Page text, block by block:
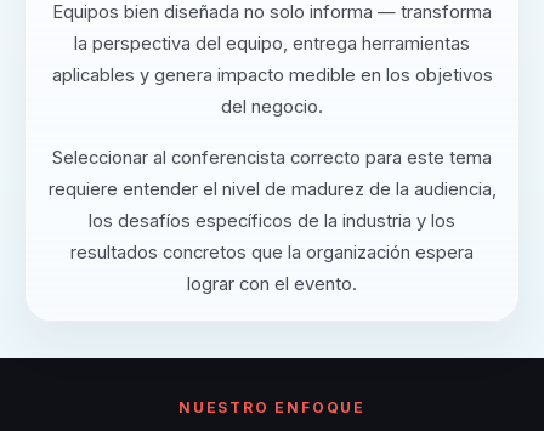
Equipos bien diseñada no solo informa — transforma
la perspectiva del equipo, entrega herramientas
aplicables y genera impacto medible en los objetivos
del negocio.
Seleccionar al conferencista correcto para este tema
requiere entender el nivel de madurez de la audiencia,
los desafíos específicos de la industria y los
resultados concretos que la organización espera
lograr con el evento.
NUESTRO ENFOQUE